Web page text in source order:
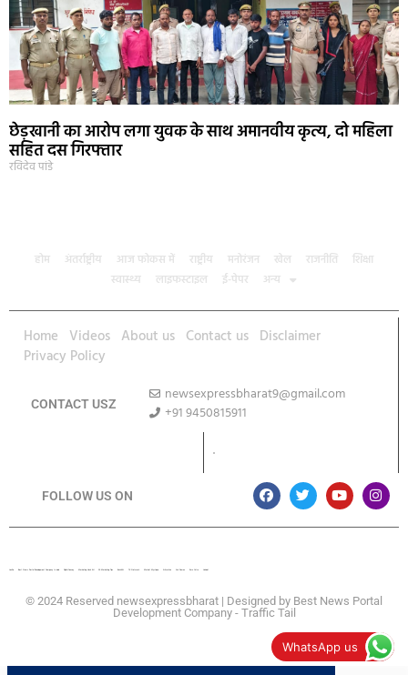
छेड़खानी का आरोप लगा युवक के साथ अमानवीय कृत्य, दो महिला
सहित दस गिरफ्तार
रविदेव पांडे
होम अंतर्राष्ट्रीय आज फोकस में राष्ट्रीय मनोरंजन खेल राजनीति
शिक्षा
स्वास्थ्य
लाइफस्टाइल ई-पेपर अन्य
Home Videos About us Contact us Disclaimer
Privacy Policy
CONTACT USZ
newsexpressbharat9@gmail.com
+91 9450815911
FOLLOW US ON
Lexifo Best News Portal Development Company In india Digital Convey Marketing Hack 4U 99 Marketing Tips Buzz4AI 7K Network Market Mystique Ai Assistica Ask Daman Earn Yatra
© 2024 Reserved newsexpressbharat | Designed by Best News Portal
Development Company- Traffic Tail
WhatsApp us